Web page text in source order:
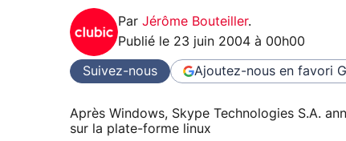
Par Jérôme Bouteiller.
Publié le 23 juin 2004 à 00h00
Suivez-nous Ajoutez-nous en favori
Après Windows, Skype Technologies S.A.
sur la plate-forme linux